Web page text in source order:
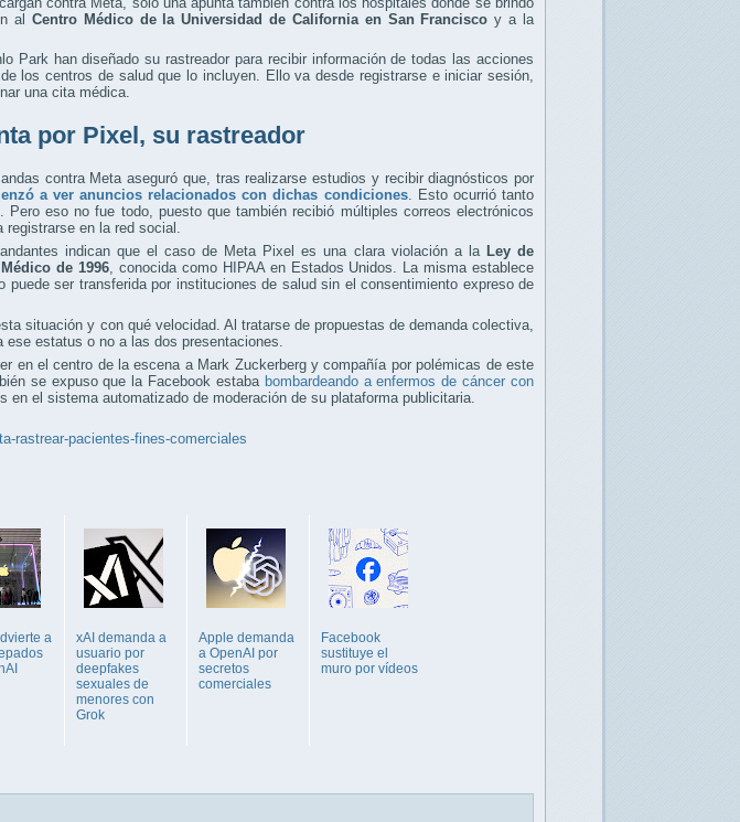
al Centro Médico de la Universidad de California en San Francisco y a la
Park han diseñado su rastreador para recibir información de todas las acciones
los centros de salud que lo incluyen. Ello va desde registrarse e iniciar sesión,
una cita médica.
por Pixel, su rastreador
contra Meta aseguró que, tras realizarse estudios y recibir diagnósticos por
a ver anuncios relacionados con dichas condiciones. Esto ocurrió tanto
eso no fue todo, puesto que también recibió múltiples correos electrónicos
en la red social.
indican que el caso de Meta Pixel es una clara violación a la Ley de
de 1996, conocida como HIPAA en Estados Unidos. La misma establece
puede ser transferida por instituciones de salud sin el consentimiento expreso de
situación y con qué velocidad. Al tratarse de propuestas de demanda colectiva,
estatus o no a las dos presentaciones.
en el centro de la escena a Mark Zuckerberg y compañía por polémicas de este
se expuso que la Facebook estaba bombardeando a enfermos de cáncer con
en el sistema automatizado de moderación de su plataforma publicitaria.
rastrear-pacientes-fines-comerciales
a
xAI demanda a
usuario por
deepfakes
sexuales de
menores con
Grok
Apple demanda
a OpenAI por
secretos
comerciales
Facebook
sustituye el
muro por vídeos